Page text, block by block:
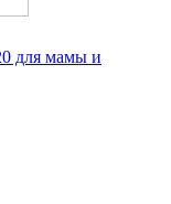
для мамы и